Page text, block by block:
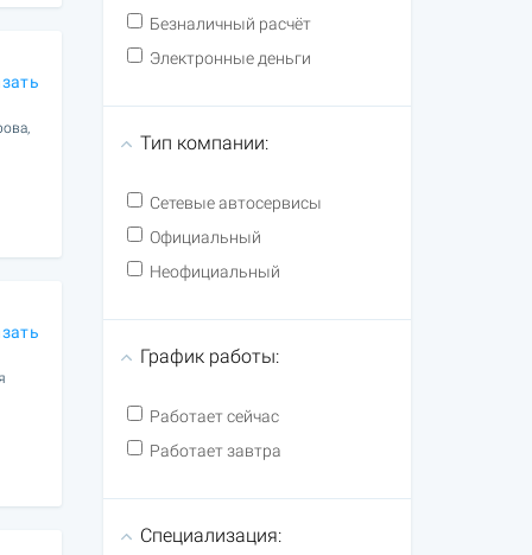
Безналичный расчёт
Электронные деньги
Тип компании:
Сетевые автосервисы
Официальный
Неофициальный
График работы:
Работает сейчас
Работает завтра
Специализация: